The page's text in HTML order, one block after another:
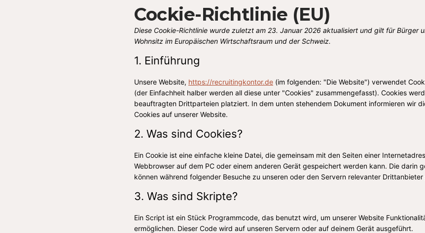
Cockie-Richtlinie (EU)
Diese Cookie-Richtlinie wurde zuletzt am 23. Januar 2026 aktualisiert und gilt für Bürger
Wohnsitz im Europäischen Wirtschaftsraum und der Schweiz.
1. Einführung
Unsere Website, https://recruitingkontor.de (im folgenden: "Die Website") verwendet
(der Einfachheit halber werden all diese unter "Cookies" zusammengefasst). Cookies
beauftragten Drittparteien platziert. In dem unten stehendem Dokument informieren wir
Cookies auf unserer Website.
2. Was sind Cookies?
Ein Cookie ist eine einfache kleine Datei, die gemeinsam mit den Seiten einer
Webbrowser auf dem PC oder einem anderen Gerät gespeichert werden kann. Die darin
können während folgender Besuche zu unseren oder den Servern relevanter
3. Was sind Skripte?
Ein Script ist ein Stück Programmcode, das benutzt wird, um unserer Website
ermöglichen. Dieser Code wird auf unseren Servern oder auf deinem Gerät ausgeführt.